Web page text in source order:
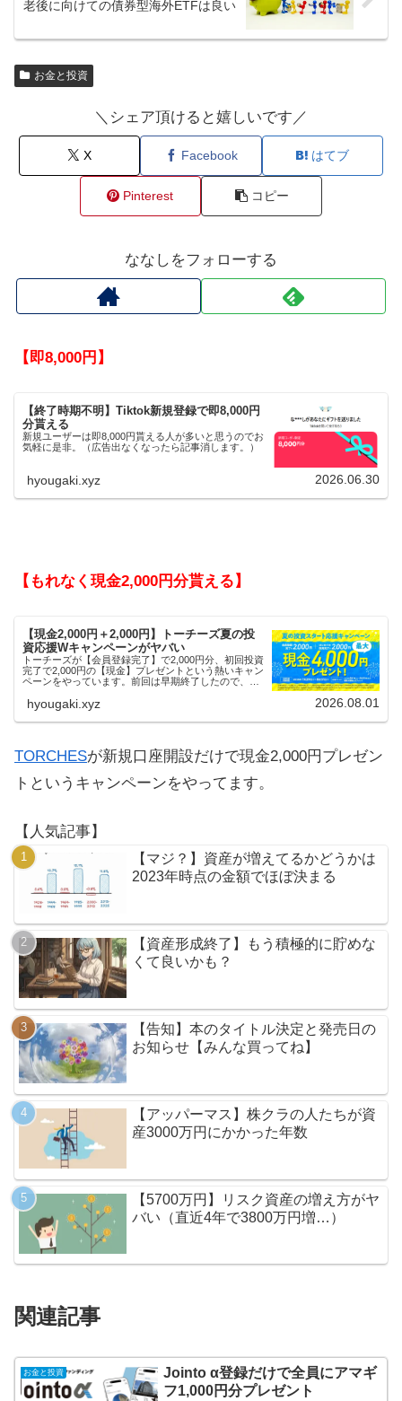
老後に向けての債券型海外ETFは良い
お金と投資
＼シェア頂けると嬉しいです／
X Facebook はてブ
Pinterest コピー
ななしをフォローする
【即8,000円】
【終了時期不明】Tiktok新規登録で即8,000円
分貰える
新規ユーザーは即8,000円貰える人が多いと思うのでお
気軽に是非。（広告出なくなったら記事消します。）
hyougaki.xyz 2026.06.30
【もれなく現金2,000円分貰える】
【現金2,000円＋2,000円】トーチーズ夏の投
資応援Wキャンペーンがヤバい
トーチーズが【会員登録完了】で2,000円分、初回投資
完了で2,000円の【現金】プレゼントという熱いキャン
ペーンをやっています。前回は早期終了したので、使
hyougaki.xyz 2026.08.01
TORCHESが新規口座開設だけで現金2,000円プレゼン
トというキャンペーンをやってます。
【人気記事】
【マジ？】資産が増えてるかどうかは
2023年時点の金額でほぼ決まる
【資産形成終了】もう積極的に貯めな
くて良いかも？
【告知】本のタイトル決定と発売日の
お知らせ【みんな買ってね】
【アッパーマス】株クラの人たちが資
産3000万円にかかった年数
【5700万円】リスク資産の増え方がヤ
バい（直近4年で3800万円増…）
関連記事
お金と投資
Jointo α登録だけで全員にアマギ
フ1,000円分プレゼント